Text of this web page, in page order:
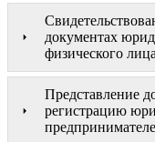
документах
физического
Представление
регистрацию